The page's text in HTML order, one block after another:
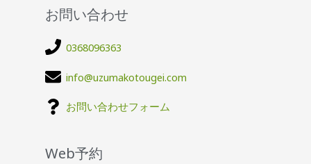
お問い合わせ
0368096363
info@uzumakotougei.com
お問い合わせフォーム
Web予約